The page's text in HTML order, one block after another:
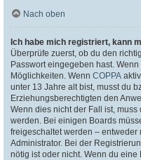
Nach oben
Ich habe mich registriert, kann
Überprüfe zuerst, ob du den
Passwort eingegeben hast.
Möglichkeiten. Wenn COPPA
unter 13 Jahre alt bist, musst du
Erziehungsberechtigten den
Wenn dies nicht der Fall ist,
werden. Bei einigen Boards
freigeschaltet werden –
Administrator. Bei der
nötig ist oder nicht. Wenn du